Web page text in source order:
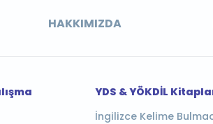
HAKKIMIZDA
YDS & YÖKDİL
İngilizce Kelime